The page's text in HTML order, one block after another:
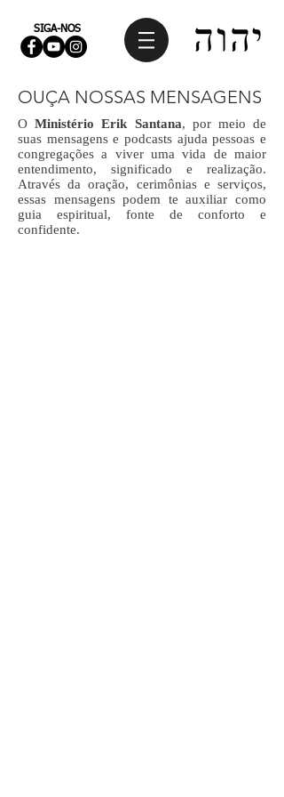
SIGA-NOS
OUÇA NOSSAS MENSAGENS
OMinistério Erik Santana, por meio de
suas mensagens e podcasts ajuda pessoas e
congregações a viver uma vida de maior
entendimento, significado e realização.
Através da oração, cerimônias e serviços,
essas mensagens podem te auxiliar como
guia espiritual, fonte de conforto e
confidente.